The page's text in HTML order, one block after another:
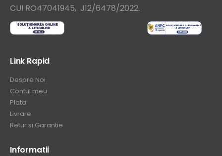
CUI RO47041945, J12/6478/2022.
Link Rapid
Despre Noi
Contul meu
Plata
Livrare
Retur si Garantie
Informatii